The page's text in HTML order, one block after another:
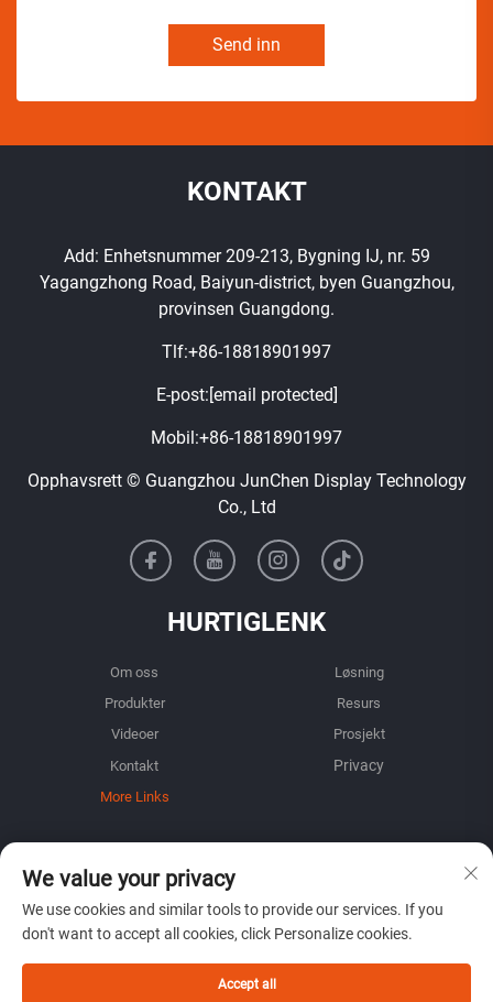
Send inn
KONTAKT
Add: Enhetsnummer 209-213, Bygning IJ, nr. 59
Yagangzhong Road, Baiyun-district, byen Guangzhou,
provinsen Guangdong.
Tlf:+86-18818901997
E-post: [email protected]
Mobil:+86-18818901997
Opphavsrett © Guangzhou JunChen Display Technology
Co., Ltd
HURTIGLENK
Om oss
Løsning
Produkter
Resurs
Videoer
Prosjekt
Kontakt
More Links
Registrer deg for å motta vårt ukentlige nyhetsbrev
We value your privacy
We use cookies and similar tools to provide our services. If you
don't want to accept all cookies, click Personalize cookies.
Accept all